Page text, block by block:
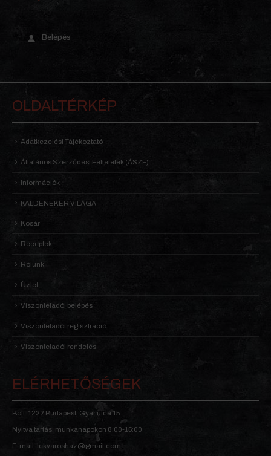
Belépés
OLDALTÉRKÉP
Adatkezelési Tájékoztató
Általános Szerződési Feltételek (ÁSZF)
Információk
KALDENEKER VILÁGA
Kosár
Receptek
Rólunk
Üzlet
Viszonteladói belépés
Viszonteladói regisztráció
Viszonteladói rendelés
ELÉRHETŐSÉGEK
Bolt: 1222 Budapest, Gyár utca 15.
Nyitva tartás: munkanapokon 8:00-15:00
E-mail: lekvaroshaz@gmail.com